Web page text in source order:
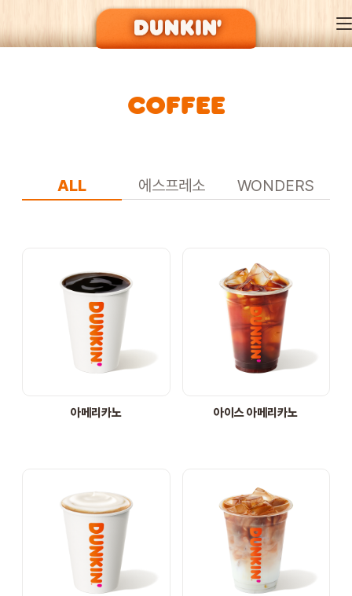
DUNKIN’ OF SEASON
EVENT
ORDER
COFFEE
ALL 에스프레소 WONDERS
아메리카노 아이스 아메리카노